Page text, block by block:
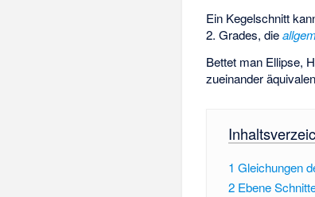
Ein Kegelschnitt
2. Grades, die
Bettet man Ellipse,
zueinander
1 Gleichungen
2 Ebene